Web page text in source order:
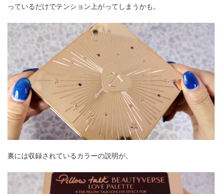
っているだけでテンション上がってしまうかも。
裏には収録されているカラーの説明が。